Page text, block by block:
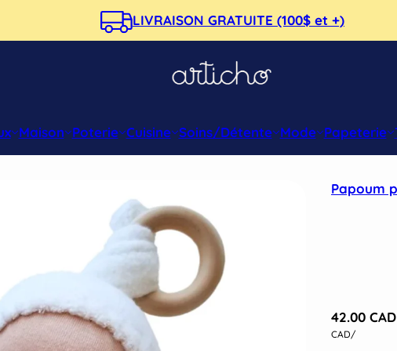
LIVRAISON GRATUITE (100$ et +)
Maison Poterie Cuisine Soins/Détente Mode Papeterie
Papoum
42.00 CAD
CAD/